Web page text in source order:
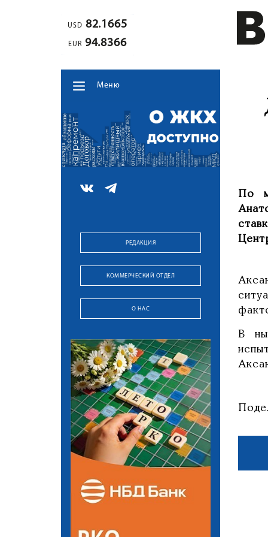
USD 82.1665
EUR 94.8366
Меню
РЕДАКЦИЯ
КОММЕРЧЕСКИЙ ОТДЕЛ
О НАС
По
В